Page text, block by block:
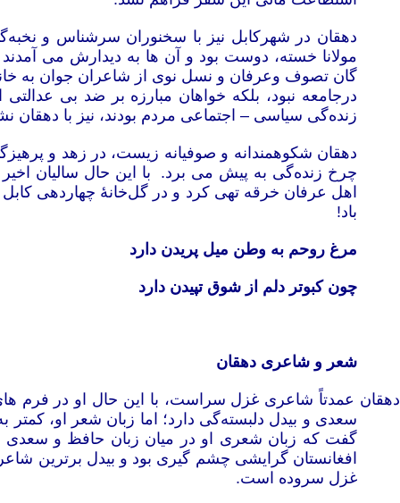
دهقان در شهرکابل نیز با سخنوران سرشناس و
مولانا خسته، دوست بود و آن ها به دیدارش می
‌‌گان تصوف وعرفان و نسل نوی از شاعران جوان به
درجامعه نبود، بلکه خواهان مبارزه بر ضد بی
زنده‌گی سیاسی – اجتماعی مردم بودند، نیز با
دهقان شکوهمندانه و صوفیانه زیست، در زهد و
اهل عرفان خرقه تهی کرد و در گل‌خانۀ چهاردهی
باد!
مرغ روحم به وطن میل پریدن دارد
چون کبوتر دلم از شوق تپیدن دارد
شعر و شاعری دهقان
دهقان عمدتاً شاعری غزل سراست، با این حال او در فرم
سعدی و بیدل دلبسته‌گی دارد؛ اما زبان شعر او،
گفت که زبان شعری او در میان زبان حافظ و
افغانستان گرایشی چشم گیری بود و بیدل برترین
غزل سروده است.